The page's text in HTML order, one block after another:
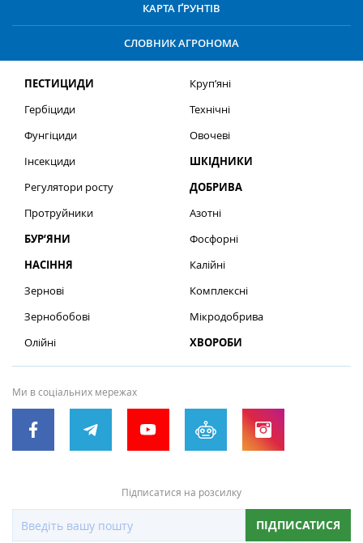
КАРТА ҐРУНТІВ
СЛОВНИК АГРОНОМА
ПЕСТИЦИДИ
Гербіциди
Фунгіциди
Інсекциди
Регулятори росту
Протруйники
БУР’ЯНИ
НАСІННЯ
Зернові
Зернобобові
Олійні
Круп’яні
Технічні
Овочеві
ШКІДНИКИ
ДОБРИВА
Азотні
Фосфорні
Калійні
Комплексні
Мікродобрива
ХВОРОБИ
Ми в соціальних мережах
Підписатися на розсилку
ПІДПИСАТИСЯ